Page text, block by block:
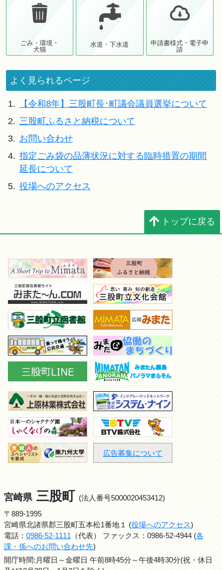
ごみ・環境・
犬猫
水道・下水道
申請書様式・電子申
請
よく見られるページ
1.
【令和8年】三股町長･町議会議員選挙について
2. 三股町ふるさと納税について
3. お問い合わせ
4. 指定ごみ袋の品薄状況に対する臨時措置の期間
延長について
5. 役場へのアクセス
トップに戻る
広告募集について
宮崎県 三股町 (法人番号5000020453412)
〒889-1995
宮崎県北諸県郡三股町五本松1番地１ (役場へのアクセス)
電話： 0986-52-1111 （代表） ファックス：0986-52-4944 (各
課・係へのお問い合わせ先)
開庁時間:月曜日～金曜日 午前8時45分～午後4時30分(祝・休日